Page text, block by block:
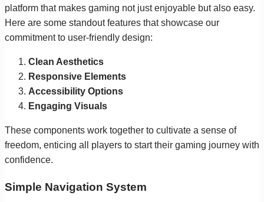
platform that makes gaming not just enjoyable but also easy.
Here are some standout features that showcase our
commitment to user-friendly design:
Clean Aesthetics
Responsive Elements
Accessibility Options
Engaging Visuals
These components work together to cultivate a sense of
freedom, enticing all players to start their gaming journey with
confidence.
Simple Navigation System